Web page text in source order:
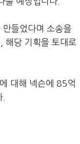
들었다며 소송을
해당 기획을 토대로
대해 넥슨에 85억